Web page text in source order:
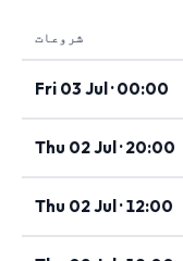
شروعات
Fri 03 Jul · 00:00
Thu 02 Jul · 20:00
Thu 02 Jul · 12:00